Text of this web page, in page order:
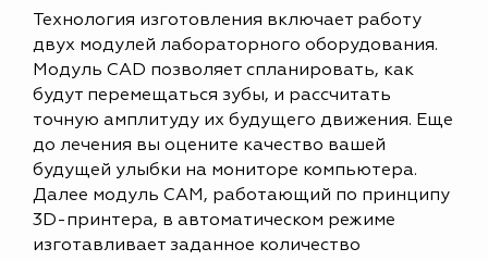
Технология изготовления включает работу
двух модулей лабораторного оборудования.
Модуль CAD позволяет спланировать, как
будут перемещаться зубы, и рассчитать
точную амплитуду их будущего движения. Еще
до лечения вы оцените качество вашей
будущей улыбки на мониторе компьютера.
Далее модуль CAM, работающий по принципу
3D-принтера, в автоматическом режиме
изготавливает заданное количество